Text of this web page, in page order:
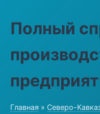
Полный
Главная » Северо-